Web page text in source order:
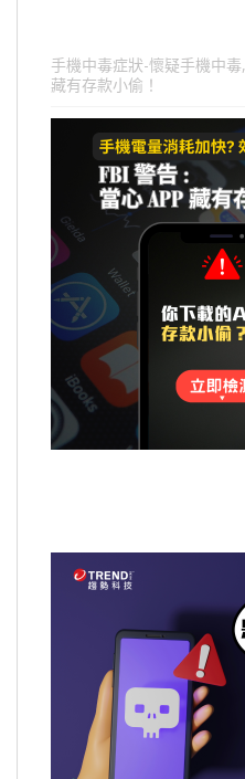
手機中毒症狀-懷疑手機中
藏有存款小偷！